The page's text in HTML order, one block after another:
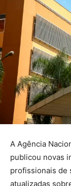
A Agência
publicou novas
profissionais de
atualizadas